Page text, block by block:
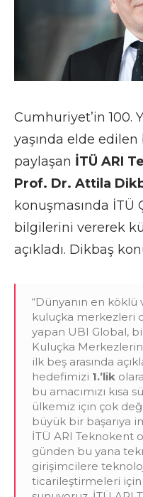
Cumhuriyet’in 100.
yaşında elde
paylaşan İTÜ ARI
Prof. Dr. Attila
konuşmasında İTÜ
bilgilerini vererek
açıkladı. Dikbaş
“Dünyanın en
kuluçka merkezleri
yapan UBI Global,
Kuluçka
ilk beş arasında
hedefimizi 1.’lik
bu amacımızı kısa
ülkemiz için çok
büyük bir başarıya
İTÜ ARI Teknokent
günden bu yana
girişimcilere
ticarileştirmeleri için